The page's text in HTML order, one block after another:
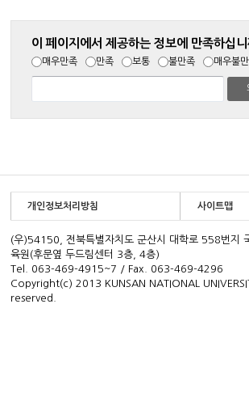
이 페이지에서 제공하는 정보에 만족하십니
매우만족 만족 보통 불만족 매우불
개인정보처리방침 사이트맵
(우)54150, 전북특별자치도 군산시 대학로 558번지
육원(후문옆 두드림센터 3층, 4층)
Tel. 063-469-4915~7 / Fax. 063-469-4296
Copyright(c) 2013 KUNSAN NATIONAL
reserved.